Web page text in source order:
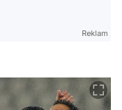
Reklam